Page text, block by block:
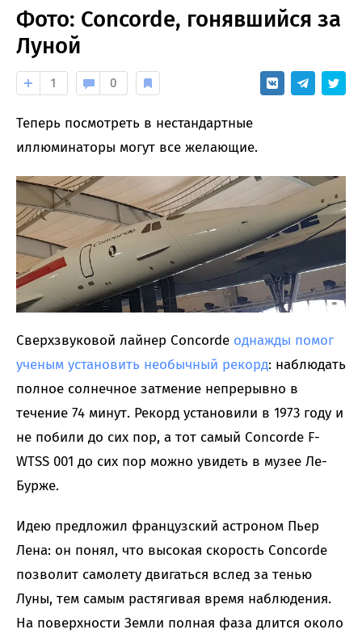
Фото: Concorde, гонявшийся за
Луной
1 0
Теперь посмотреть в нестандартные
иллюминаторы могут все желающие.
Сверхзвуковой лайнер Concorde однажды помог
ученым установить необычный рекорд: наблюдать
полное солнечное затмение непрерывно в
течение 74 минут. Рекорд установили в 1973 году и
не побили до сих пор, а тот самый Concorde F-
WTSS 001 до сих пор можно увидеть в музее Ле-
Бурже.
Идею предложил французский астроном Пьер
Лена: он понял, что высокая скорость Concorde
позволит самолету двигаться вслед за тенью
Луны, тем самым растягивая время наблюдения.
На поверхности Земли полная фаза длится около